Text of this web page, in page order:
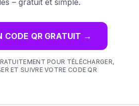
– gratuit et simple.
CODE QR GRATUIT →
POUR TÉLÉCHARGER,
ET SUIVRE VOTRE CODE QR